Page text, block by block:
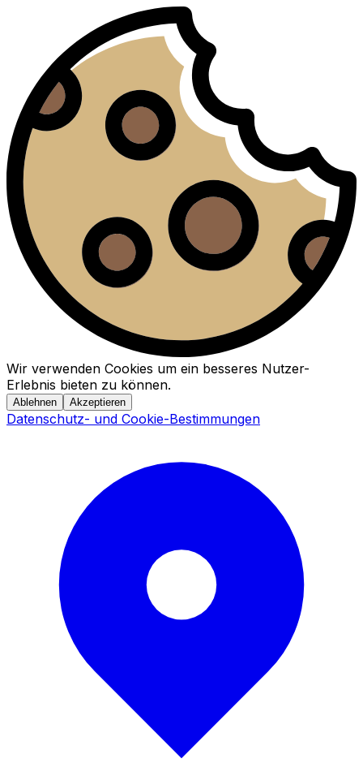
Wir verwenden Cookies um ein besseres Nutzer-
Erlebnis bieten zu können.
Ablehnen Akzeptieren
Datenschutz- und Cookie-Bestimmungen